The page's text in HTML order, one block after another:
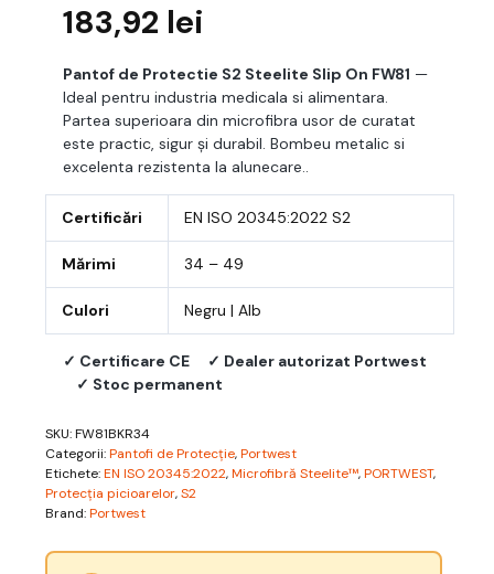
183,92 lei
Pantof de Protectie S2 Steelite Slip On FW81 —
Ideal pentru industria medicala si alimentara.
Partea superioara din microfibra usor de curatat
este practic, sigur și durabil. Bombeu metalic si
excelenta rezistenta la alunecare..
Certificări EN ISO 20345:2022 S2
Mărimi 34 – 49
Culori Negru | Alb
✓ Certificare CE
✓ Dealer autorizat Portwest
✓ Stoc permanent
SKU:FW81BKR34
Categorii:Pantofi de Protecție,Portwest
Etichete:EN ISO 20345:2022,Microfibră Steelite™,PORTWEST,
Protecția picioarelor,S2
Brand:Portwest